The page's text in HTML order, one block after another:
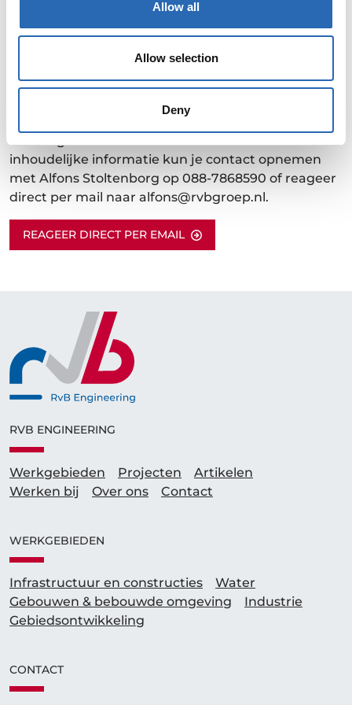
Allow all
Allow selection
Deny
Persoonlijk budgetplan voor opleidingen en
trainingen;
En last but not least: Eens per maand een zeer
Ben je geïnteresseerd, dan ontvangen wij graag je
inhoudelijke informatie kun je contact opnemen
met Alfons Stoltenborg op 088-7868590 of reageer
direct per mail naar alfons@rvbgroep.nl.
REAGEER DIRECT PER EMAIL
RVB ENGINEERING
Werkgebieden Projecten
Artikelen
Werken bij
Over ons Contact
WERKGEBIEDEN
Infrastructuur en constructies
Water
Gebouwen & bebouwde omgeving
Industrie
Gebieds­ontwikkeling
CONTACT